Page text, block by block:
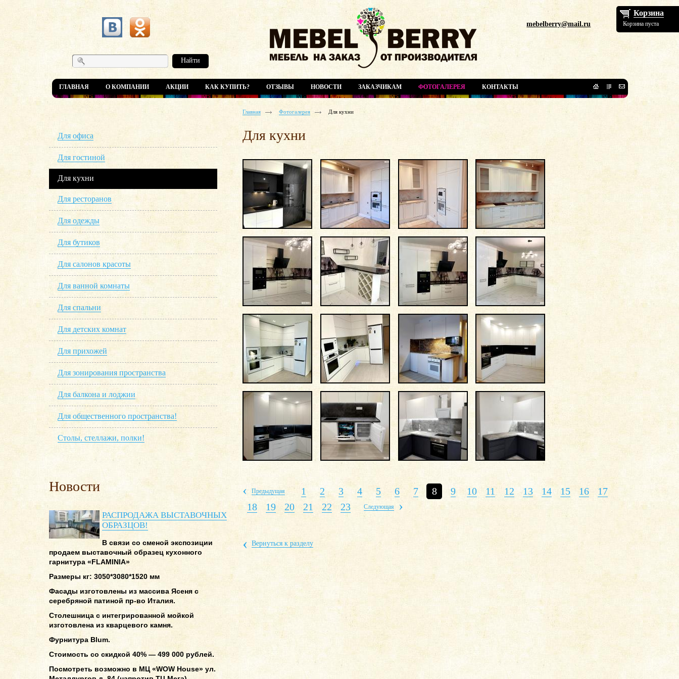
Найти
mebelberry@mail.ru
ГЛАВНАЯ О КОМПАНИИ АКЦИИ КАК КУПИТЬ? ОТЗЫВЫ НОВОСТИ ЗАКАЗЧИКАМ ФОТОГАЛЕРЕЯ КОНТАКТЫ
Корзина
Корзина пуста
Для офиса
Для гостиной
Для кухни
Для ресторанов
Для одежды
Для бутиков
Для салонов красоты
Для ванной комнаты
Для спальни
Для детских комнат
Для прихожей
Для зонирования пространства
Для балкона и лоджии
Для общественного пространства!
Столы, стеллажи, полки!
Новости
РАСПРОДАЖА ВЫСТАВОЧНЫХ
ОБРАЗЦОВ!
В связи со сменой экспозиции
продаем выставочный образец кухонного
гарнитура «FLAMINIA»
Размеры кг: 3050*3080*1520 мм
Фасады изготовлены из массива Ясеня с
серебряной патиной пр-во Италия.
Столешница с интегрированной мойкой
изготовлена из кварцевого камня.
Фурнитура Blum.
Стоимость со скидкой 40% — 499 000 рублей.
Посмотреть возможно в МЦ «WOW House» ул.
Главная Фотогалерея Для кухни
Для кухни
‹ Предыдущая 1 2 3 4 5 6 7 8 9 10 11 12 13 14 15 16
17
18
19 20 21 22 23 Следующая ›
‹ Вернуться к разделу